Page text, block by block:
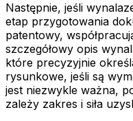
Następnie, jeśli
etap przygotowania
patentowy,
szczegółowy opis
które precyzyjnie
rysunkowe, jeśli są
jest niezwykle ważna,
zależy zakres i siła